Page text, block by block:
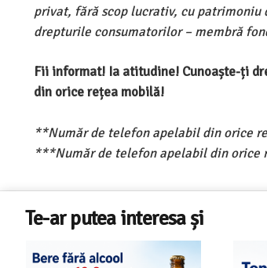
privat, fără scop lucrativ, cu
drepturile consumatorilor – membră
Fii informat! Ia atitudine! Cunoaște-ți
din orice rețea mobilă!
**Număr de telefon apelabil din orice
***Număr de telefon apelabil din orice
Te-ar putea interesa și